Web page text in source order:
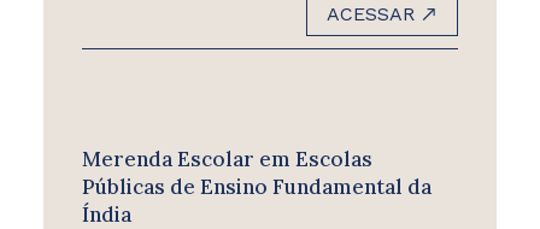
ACESSAR
Merenda Escolar em Escolas
Públicas de Ensino Fundamental da
Índia